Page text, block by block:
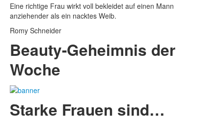
Eine richtige Frau wirkt voll bekleidet auf einen Mann
anziehender als ein nacktes Weib.
Romy Schneider
Beauty-Geheimnis der
Woche
Starke Frauen sind…